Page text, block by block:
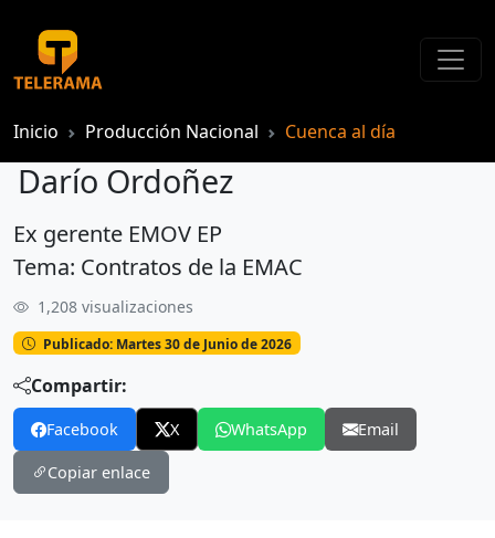
Inicio Producción Nacional Cuenca al día
Darío Ordoñez
Darío Ordoñez
Ex gerente EMOV EP
Tema: Contratos de la EMAC
1,208 visualizaciones
Publicado: Martes 30 de Junio de 2026
Compartir:
Facebook X WhatsApp Email
Copiar enlace